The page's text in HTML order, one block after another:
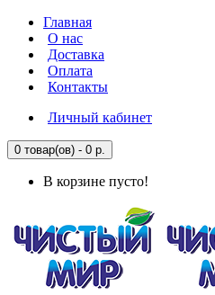
Главная
О нас
Доставка
Оплата
Контакты
Личный кабинет
0 товар(ов) - 0 р.
В корзине пусто!